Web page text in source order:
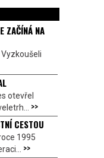
ZAČÍNÁ NA
otevřel
>>
CESTOU
1995
>>